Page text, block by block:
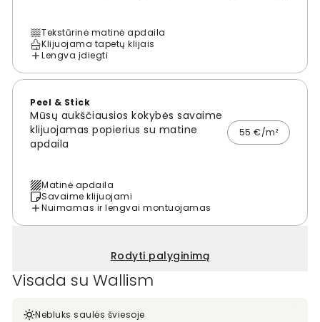
Tekstūrinė matinė apdaila
Klijuojama tapetų klijais
Lengva įdiegti
Peel & Stick
Mūsų aukščiausios kokybės savaime
klijuojamas popierius su matine
apdaila
55 €/m²
Matinė apdaila
Savaime klijuojami
Nuimamas ir lengvai montuojamas
Rodyti palyginimą
Visada su Wallism
Nebluks saulės šviesoje